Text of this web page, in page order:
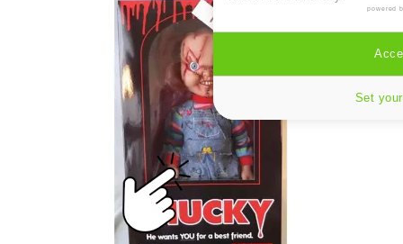
powered
Set